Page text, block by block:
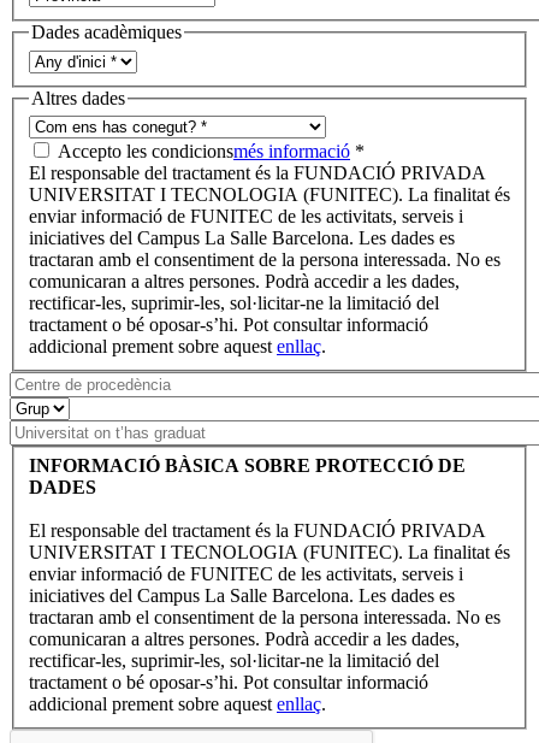
Dades acadèmiques
Altres dades
Accepto les condicionsmés informació *
El responsable del tractament és la FUNDACIÓ PRIVADA
UNIVERSITAT I TECNOLOGIA (FUNITEC). La finalitat és
enviar informació de FUNITEC de les activitats, serveis i
iniciatives del Campus La Salle Barcelona. Les dades es
tractaran amb el consentiment de la persona interessada. No es
comunicaran a altres persones. Podrà accedir a les dades,
rectificar-les, suprimir-les, sol·licitar-ne la limitació del
tractament o bé oposar-s’hi. Pot consultar informació
addicional prement sobre aquest enllaç.
INFORMACIÓ BÀSICA SOBRE PROTECCIÓ DE
DADES
El responsable del tractament és la FUNDACIÓ PRIVADA
UNIVERSITAT I TECNOLOGIA (FUNITEC). La finalitat és
enviar informació de FUNITEC de les activitats, serveis i
iniciatives del Campus La Salle Barcelona. Les dades es
tractaran amb el consentiment de la persona interessada. No es
comunicaran a altres persones. Podrà accedir a les dades,
rectificar-les, suprimir-les, sol·licitar-ne la limitació del
tractament o bé oposar-s’hi. Pot consultar informació
addicional prement sobre aquest enllaç.